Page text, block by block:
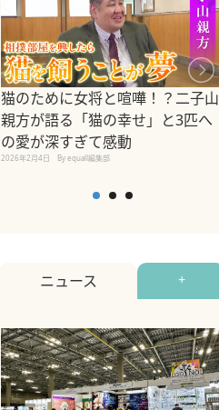
猫のために女将と喧嘩！？二子山
親方が語る「猫の幸せ」と3匹へ
の愛が深すぎて感動
2026年2月4日 By equall編集部
ニュース +